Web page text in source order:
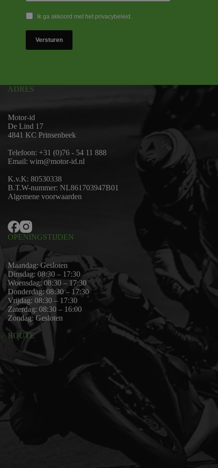
Ik ga akkoord met het privacybeleid.
Versturen
ADRES
Motor-id
De Lind 17
4841 KC Prinsenbeek
Telefoon: +31 (0)76 - 54 11 888
Email: wim@motor-id.nl
K.v.K: 80530338
B.T.W-nummer: NL861703947B01
Algemene voorwaarden
OPENINGSTIJDEN
Maandag: Gesloten
Dinsdag: 08:30 – 17:30
Woensdag: 08:30 – 17:30
Donderdag: 08:30 – 17:30
Vrijdag: 08:30 – 17:30
Zaterdag: 08:30 – 16:00
Zondag: Gesloten
ROUTE